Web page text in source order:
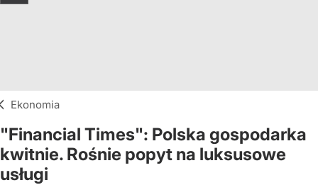
Ekonomia
"Financial Times": Polska gospodarka
kwitnie. Rośnie popyt na luksusowe
usługi